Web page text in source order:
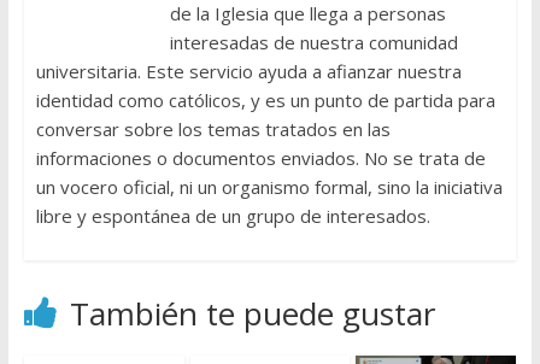
de la Iglesia que llega a personas
interesadas de nuestra comunidad
universitaria. Este servicio ayuda a afianzar nuestra
identidad como católicos, y es un punto de partida para
conversar sobre los temas tratados en las
informaciones o documentos enviados. No se trata de
un vocero oficial, ni un organismo formal, sino la iniciativa
libre y espontánea de un grupo de interesados.
También te puede gustar